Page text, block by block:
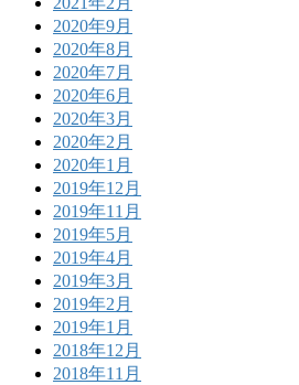
2020年9月
2020年8月
2020年7月
2020年6月
2020年3月
2020年2月
2020年1月
2019年12月
2019年11月
2019年5月
2019年4月
2019年3月
2019年2月
2019年1月
2018年12月
2018年11月